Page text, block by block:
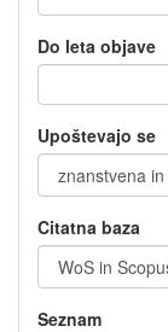
Do leta objave
Upoštevajo se
Citatna baza
Seznam